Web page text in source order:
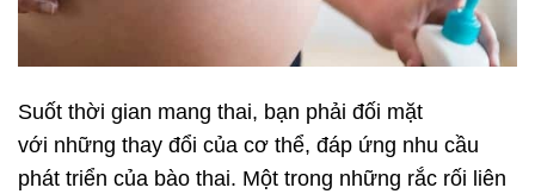
Suốt thời gian mang thai, bạn phải đối mặt
với những thay đổi của cơ thể, đáp ứng nhu cầu
phát triển của bào thai. Một trong những rắc rối liên